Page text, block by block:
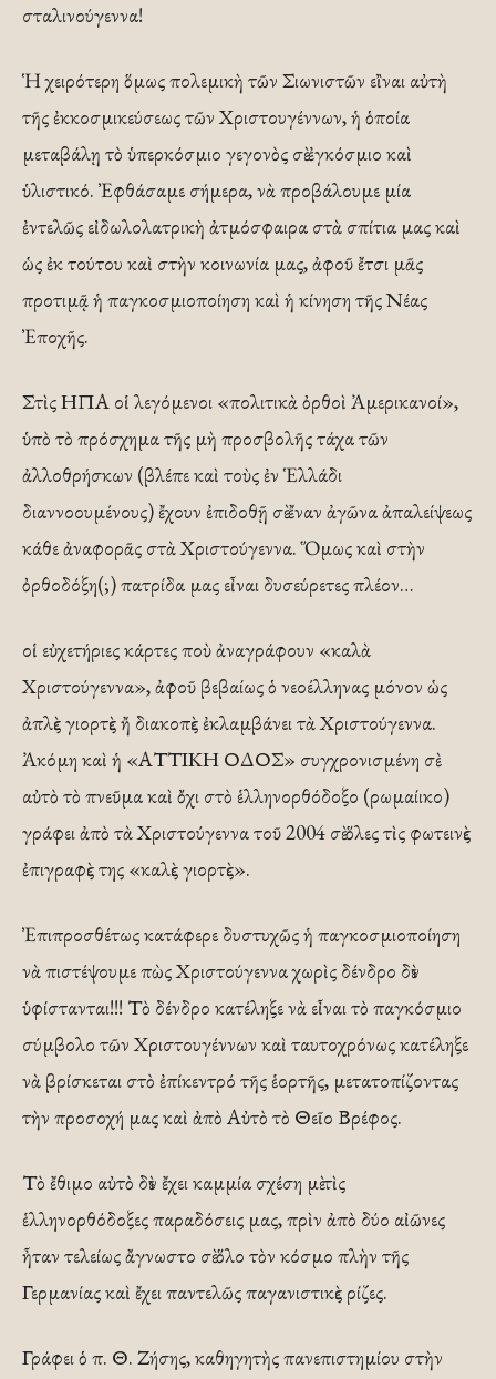
σταλινούγεννα!
Ἡ χειρότερη ὅμως πολεμικὴ τῶν Σιωνιστῶν εἲναι αὐτὴ
τῆς ἐκκοσμικεύσεως τῶν Χριστουγέννων, ἡ ὁποία
μεταβάλῃ τὸ ὑπερκόσμιο γεγονὸς σὲ ἐγκόσμιο καὶ
ὑλιστικό. Ἐφθάσαμε σήμερα, νὰ προβάλουμε μία
ἐντελῶς εἰδωλολατρικὴ ἀτμόσφαιρα στὰ σπίτια μας καὶ
ὡς ἐκ τούτου καὶ στὴν κοινωνία μας, ἀφοῦ ἔτσι μᾶς
προτιμᾷ ἡ παγκοσμιοποίηση καὶ ἡ κίνηση τῆς Νέας
Ἐποχῆς.
Στὶς ΗΠΑ οἱ λεγόμενοι «πολιτικὰ ὀρθοὶ Ἀμερικανοί»,
ὑπὸ τὸ πρόσχημα τῆς μὴ προσβολῆς τάχα τῶν
ἀλλοθρήσκων (βλέπε καὶ τοὺς ἐν Ἑλλάδι
διαννοουμένους) ἔχουν ἐπιδοθῇ σὲ ἔναν ἀγῶνα ἀπαλείψεως
κάθε ἀναφορᾶς στὰ Χριστούγεννα. Ὅμως καὶ στὴν
ὀρθοδόξη(;) πατρίδα μας εἶναι δυσεύρετες πλέον…
οἱ εὐχετήριες κάρτες ποὺ ἀναγράφουν «καλὰ
Χριστούγεννα», ἀφοῦ βεβαίως ὁ νεοέλληνας μόνον ὡς
ἀπλὲς γιορτὲς ἤ διακοπὲς ἐκλαμβάνει τὰ Χριστούγεννα.
Ἀκόμη καὶ ἡ «ΑΤΤΙΚΗ ΟΔΟΣ» συγχρονισμένη σὲ
αὐτὸ τὸ πνεῦμα καὶ ὄχι στὸ ἑλληνορθόδοξο (ρωμαίικο)
γράφει ἀπὸ τὰ Χριστούγεννα τοῦ 2004 σὲ ὅλες τὶς φωτεινὲς
ἐπιγραφὲς της «καλὲς γιορτὲς».
Ἐπιπροσθέτως κατάφερε δυστυχῶς ἡ παγκοσμιοποίηση
νὰ πιστέψουμε πὼς Χριστούγεννα χωρὶς δένδρο δὲν
ὑφίστανται!!! Τὸ δένδρο κατέληξε νὰ εἶναι τὸ παγκόσμιο
σύμβολο τῶν Χριστουγέννων καὶ ταυτοχρόνως κατέληξε
νὰ βρίσκεται στὸ ἐπίκεντρό τῆς ἑορτῆς, μετατοπίζοντας
τὴν προσοχή μας καὶ ἀπὸ Αὐτὸ τὸ Θεῖο Βρέφος.
Τὸ ἔθιμο αὐτὸ δὲν ἔχει καμμία σχέση μὲ τὶς
ἑλληνορθόδοξες παραδόσεις μας, πρὶν ἀπὸ δύο αἰῶνες
ἦταν τελείως ἄγνωστο σὲ ὅλο τὸν κόσμο πλὴν τῆς
Γερμανίας καὶ ἔχει παντελῶς παγανιστικὲς ρίζες.
Γράφει ὁ π. Θ. Ζήσης, καθηγητὴς πανεπιστημίου στὴν